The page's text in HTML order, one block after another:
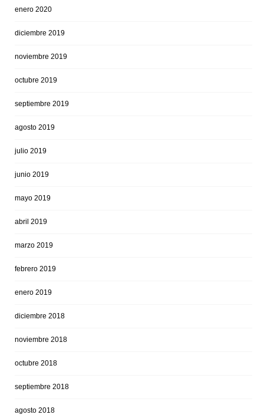
enero 2020
diciembre 2019
noviembre 2019
octubre 2019
septiembre 2019
agosto 2019
julio 2019
junio 2019
mayo 2019
abril 2019
marzo 2019
febrero 2019
enero 2019
diciembre 2018
noviembre 2018
octubre 2018
septiembre 2018
agosto 2018